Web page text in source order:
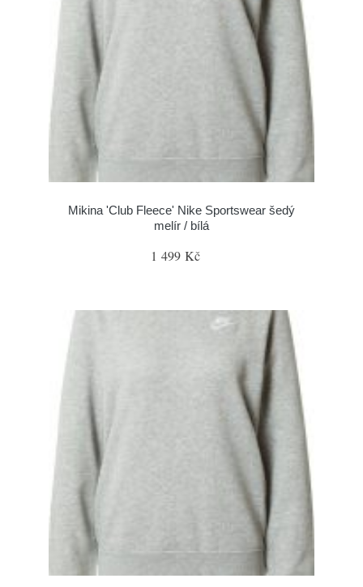
Mikina 'Club Fleece' Nike Sportswear šedý
melír / bílá
1 499 Kč